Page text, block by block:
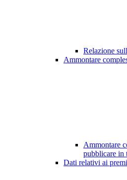
Relazione
Ammontare
Ammontare
pubblicare in
Dati relativi ai premi